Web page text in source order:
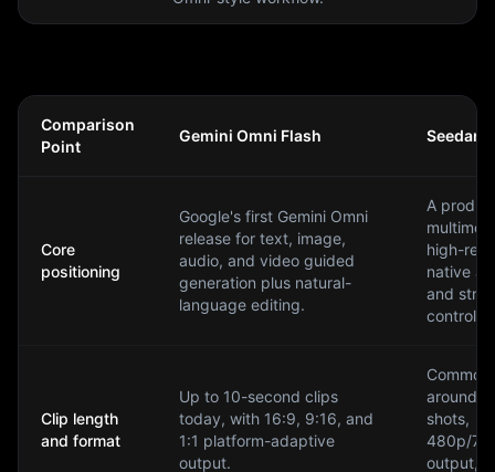
Comparison
Point
Gemini Omni Flash
Core
positioning
Google's first Gemini Omni
release for text, image,
audio, and video guided
generation plus natural-
language editing.
A
high-
native
and
control.
Clip length
and format
Up to 10-second clips
today, with 16:9, 9:16, and
1:1 platform-adaptive
output.
around
shots,
480p/
output,